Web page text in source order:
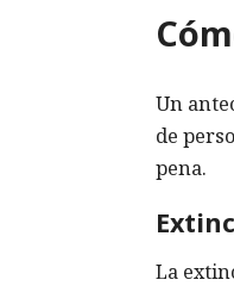
Un
de
pena.
La